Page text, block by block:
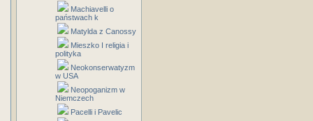
Machiavelli o
państwach k
Matylda z Canossy
Mieszko I religia i
polityka
Neokonserwatyzm
w USA
Neopoganizm w
Niemczech
Pacelli i Pavelic